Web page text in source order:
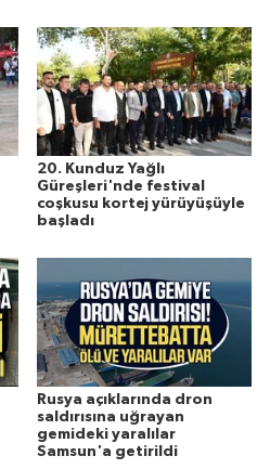
20. Kunduz Yağlı
Güreşleri'nde festival
coşkusu kortej yürüyüşüyle
başladı
Rusya açıklarında dron
saldırısına uğrayan
gemideki yaralılar
Samsun'a getirildi